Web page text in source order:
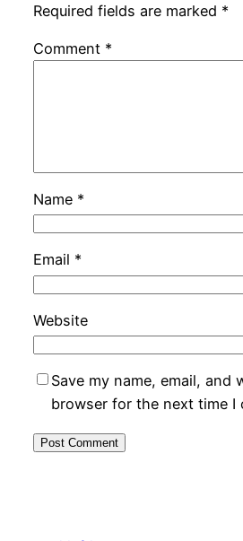
Required fields are marked *
Comment *
Name *
Email *
Website
Save my name, email, and
browser for the next time I